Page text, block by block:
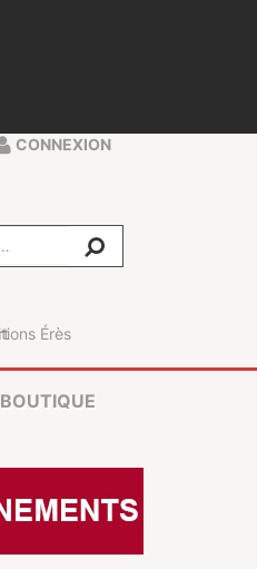
CONNEXION
BOUTIQUE